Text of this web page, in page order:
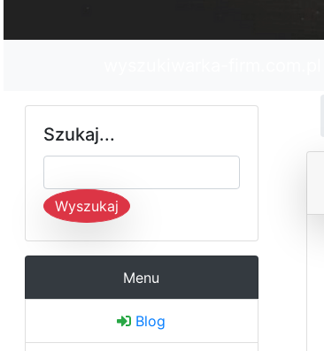
Szukaj...
Wyszukaj
Menu
Blog